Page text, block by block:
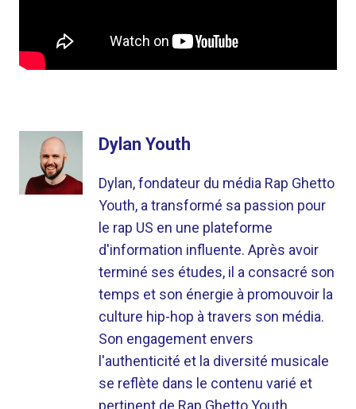
Dylan Youth
Dylan, fondateur du média Rap Ghetto
Youth, a transformé sa passion pour
le rap US en une plateforme
d'information influente. Après avoir
terminé ses études, il a consacré son
temps et son énergie à promouvoir la
culture hip-hop à travers son média.
Son engagement envers
l'authenticité et la diversité musicale
se reflète dans le contenu varié et
pertinent de Rap Ghetto Youth.